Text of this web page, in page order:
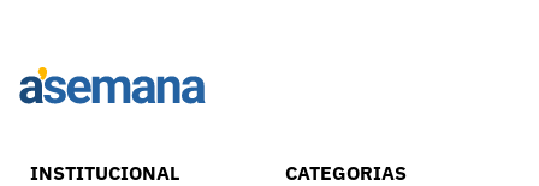
INSTITUCIONAL CATEGORIAS